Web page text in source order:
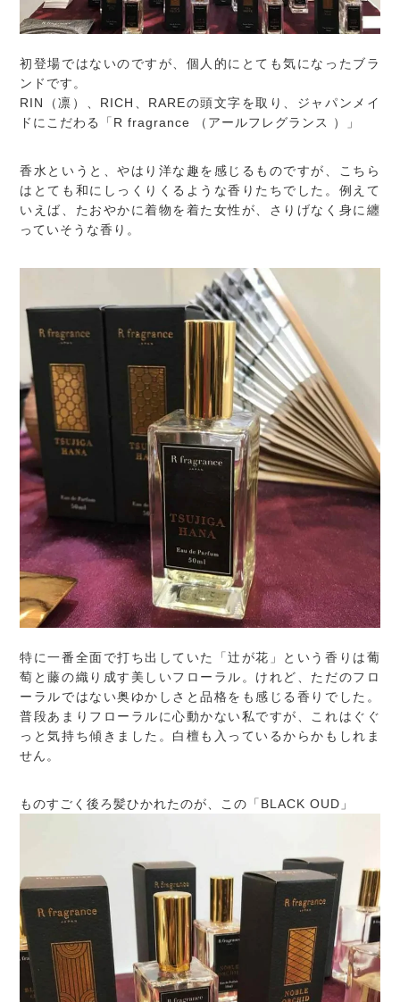
初登場ではないのですが、個人的にとても気になったブラ
ンドです。
RIN（凛）、RICH、RAREの頭文字を取り、ジャパンメイ
ドにこだわる「R fragrance （アールフレグランス ）」
香水というと、やはり洋な趣を感じるものですが、こちら
はとても和にしっくりくるような香りたちでした。例えて
いえば、たおやかに着物を着た女性が、さりげなく身に纏
っていそうな香り。
特に一番全面で打ち出していた「辻が花」という香りは葡
萄と藤の織り成す美しいフローラル。けれど、ただのフロ
ーラルではない奥ゆかしさと品格をも感じる香りでした。
普段あまりフローラルに心動かない私ですが、これはぐぐ
っと気持ち傾きました。白檀も入っているからかもしれま
せん。
ものすごく後ろ髪ひかれたのが、この「BLACK OUD」